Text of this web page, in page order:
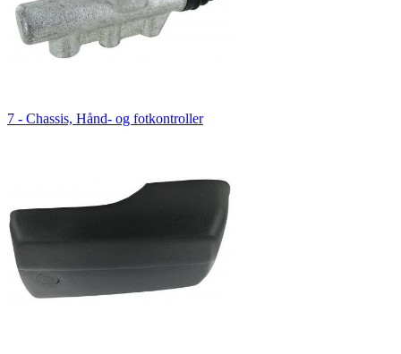
7 - Chassis, Hånd- og fotkontroller